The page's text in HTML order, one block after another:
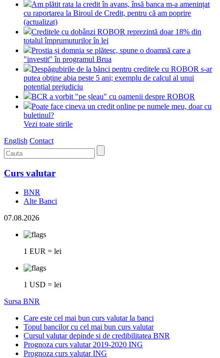
Am plătit rata la credit în avans, însă banca m-a amenințat
cu raportarea la Biroul de Credit, pentru că am poprire
(actualizat)
Creditele cu dobânzi ROBOR reprezintă doar 18% din
totalul împrumuturilor în lei
Prostia și domnia se plătesc, spune o doamnă care a
"investit" în programul Brua
Despăgubirile de la bănci pentru creditele cu ROBOR s-ar
putea obține abia peste 5 ani; exemplu de calcul al unui
potențial prejudiciu
BCR a vorbit "pe șleau" cu oamenii despre ROBOR
Poate face cineva un credit online pe numele meu, doar cu
buletinul?
Vezi toate stirile
English Contact
Curs valutar
BNR
Alte Banci
07.08.2026
1 EUR = lei
1 USD = lei
Sursa BNR
Care este cel mai bun curs valutar la banci
Topul bancilor cu cel mai bun curs valutar
Cursul valutar depinde si de credibilitatea BNR
Prognoza curs valutar 2019-2020 ING
Prognoza curs valutar ING